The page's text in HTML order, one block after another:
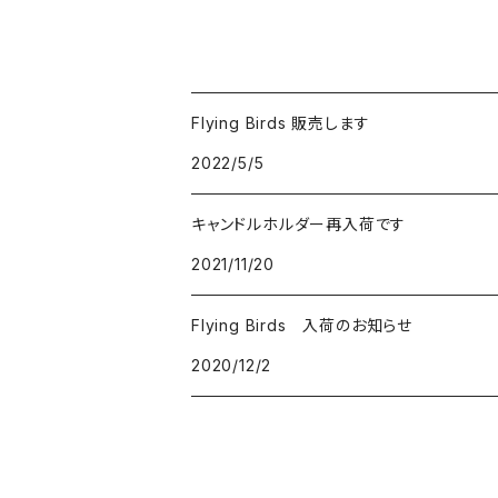
Flying Birds 販売します
2022/5/5
キャンドルホルダー再入荷です
2021/11/20
Flying Birds 入荷のお知らせ
2020/12/2